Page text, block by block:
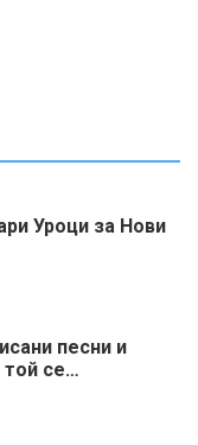
Уроци за Нови
песни и
се…